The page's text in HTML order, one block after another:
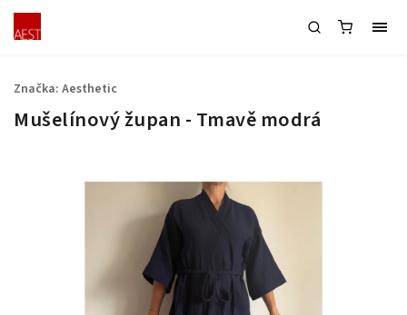
Mušelínový župan - Tmavě modrá
Značka: Aesthetic